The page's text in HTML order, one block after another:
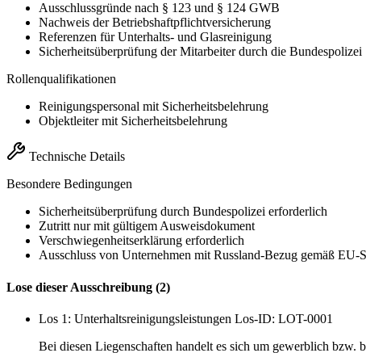
Ausschlussgründe nach § 123 und § 124 GWB
Nachweis der Betriebshaftpflichtversicherung
Referenzen für Unterhalts- und Glasreinigung
Sicherheitsüberprüfung der Mitarbeiter durch die Bundespolizei
Rollenqualifikationen
Reinigungspersonal mit Sicherheitsbelehrung
Objektleiter mit Sicherheitsbelehrung
Technische Details
Besondere Bedingungen
Sicherheitsüberprüfung durch Bundespolizei erforderlich
Zutritt nur mit gültigem Ausweisdokument
Verschwiegenheitserklärung erforderlich
Ausschluss von Unternehmen mit Russland-Bezug gemäß EU-
Lose dieser Ausschreibung (2)
Los 1: Unterhaltsreinigungsleistungen Los-ID: LOT-0001
Bei diesen Liegenschaften handelt es sich um gewerblich